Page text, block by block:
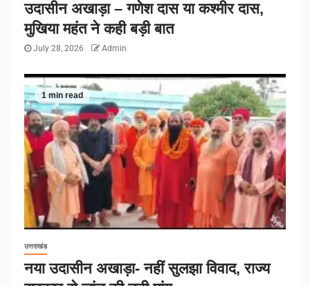
उदासीन अखाड़ा – गणेश दास या कश्मीर दास,
मुखिया महंत ने कही बड़ी बात
July 28, 2026 Admin
1 min read
उत्तराखंड
नया उदासीन अखाड़ा- नहीं सुलझा विवाद, राज्य